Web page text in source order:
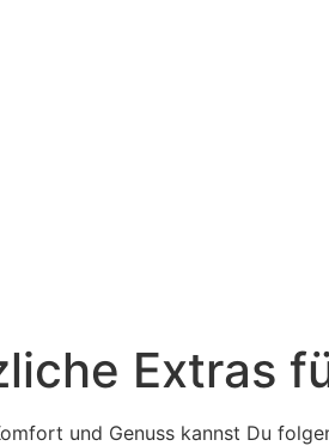
Extras
und Genuss kannst Du